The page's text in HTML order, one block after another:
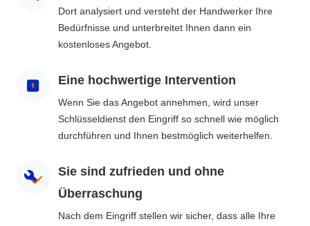
Dort analysiert und versteht der Handwerker Ihre
Bedürfnisse und unterbreitet Ihnen dann ein
kostenloses Angebot.
Eine hochwertige Intervention
Wenn Sie das Angebot annehmen, wird unser
Schlüsseldienst den Eingriff so schnell wie möglich
durchführen und Ihnen bestmöglich weiterhelfen.
Sie sind zufrieden und ohne
Überraschung
Nach dem Eingriff stellen wir sicher, dass alle Ihre